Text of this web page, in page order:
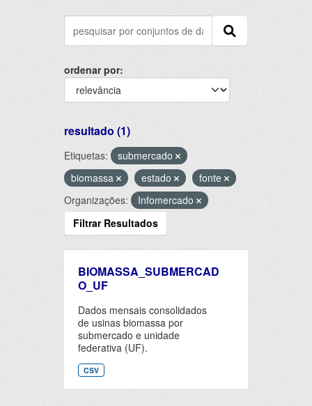
ordenar por
resultado (1)
Etiquetas:
submercado
biomassa
estado
fonte
Organizações:
Infomercado
Filtrar Resultados
BIOMASSA_SUBMERCAD
O_UF
Dados mensais consolidados
de usinas biomassa por
submercado e unidade
federativa (UF).
CSV